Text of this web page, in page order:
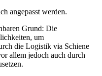
angepasst werden.
Grund: Die
um
die Logistik via Schiene
allem jedoch auch durch